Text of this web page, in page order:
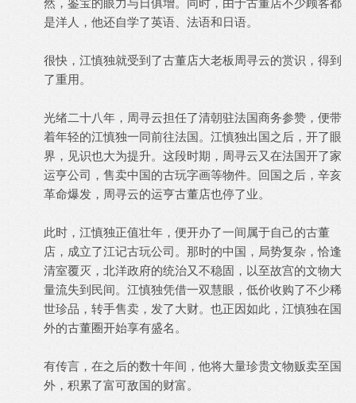
然，鉴宝的眼力与日俱增。同时，由于古董店不少顾客都
是洋人，他还自学了英语、法语和日语。
很快，江慎独就受到了古董店大老板周寻云的赏识，得到
了重用。
光绪二十八年，周寻云担任了清朝驻法国商务参赞，便带
着年轻的江慎独一同前往法国。江慎独出国之后，开了眼
界，见识也大为提升。这段时期，周寻云又在法国开了家
运亨公司，售卖中国的古玩字画等物件。回国之后，辛亥
革命爆发，周寻云的运亨古董店也停了业。
此时，江慎独正值壮年，便开办了一间属于自己的古董
店，成立了江记古玩公司。那时的中国，局势复杂，恰逢
清室覆灭，北洋政府的统治又不稳固，以至故宫的文物大
量流失到民间。江慎独凭借一双慧眼，低价收购了不少稀
世珍品，转手售卖，发了大财。也正因如此，江慎独在国
外的古董圈开始享有盛名。
有传言，在之后的数十年间，他将大量珍贵文物贩卖至国
外，积累了富可敌国的财富。